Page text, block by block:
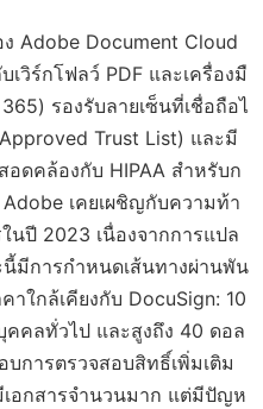
Adobe Document Cloud
วิร์กโฟลว์ PDF และเครื่องมื
รองรับลายเซ็นที่เชื่อถือไ
Trust List) และมี
ดคล้องกับ HIPAA สำหรับก
เคยเผชิญกับความท้า
นปี 2023 เนื่องจากการแปล
มีการกำหนดเส้นทางผ่านพัน
ใกล้เคียงกับ DocuSign: 10
คลทั่วไป และสูงถึง 40 ดอล
การตรวจสอบสิทธิ์เพิ่มเติม
อกสารจำนวนมาก แต่มีปัญห